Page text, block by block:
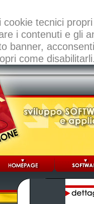
cookie tecnici
i contenuti e gli
banner,
come